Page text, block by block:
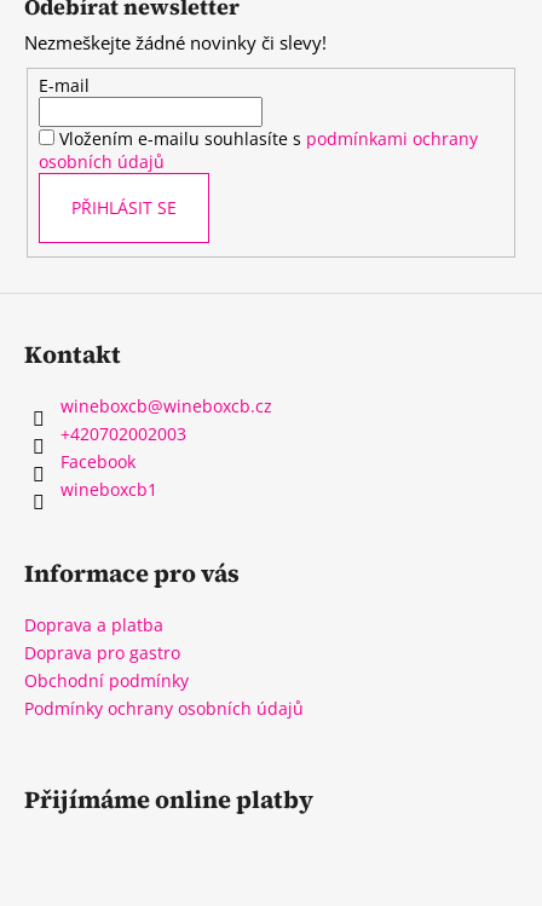
Odebírat newsletter
Nezmeškejte žádné novinky či slevy!
E-mail
Vložením e-mailu souhlasíte s podmínkami ochrany
osobních údajů
PŘIHLÁSIT SE
Kontakt
wineboxcb@wineboxcb.cz
+420702002003
Facebook
wineboxcb1
Informace pro vás
Doprava a platba
Doprava pro gastro
Obchodní podmínky
Podmínky ochrany osobních údajů
Přijímáme online platby